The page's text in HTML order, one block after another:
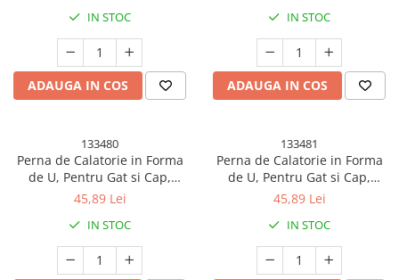
Burger, Accesoriu de Voiaj,
Birou, Masina, Sistem
Prindere Capse, Alb
IN STOC
ADAUGA IN COS
Prindere Capse, Cutie de
Depozitare, Albastru Marin
IN STOC
ADAUGA IN COS
133480
Perna de Calatorie in Forma
de U, Pentru Gat si Cap,
Umplutura din Spuma cu
Unicorn, Accesoriu de Voiaj,
Birou, Masina, Sistem
Prindere Capse, Roz
45,89 Lei
IN STOC
133481
Perna de Calatorie in Forma
de U, Pentru Gat si Cap,
Umplutura din Spuma cu
Iepuras, Accesoriu de Voiaj,
Birou, Masina, Sistem
Prindere Capse, Roz
45,89 Lei
IN STOC